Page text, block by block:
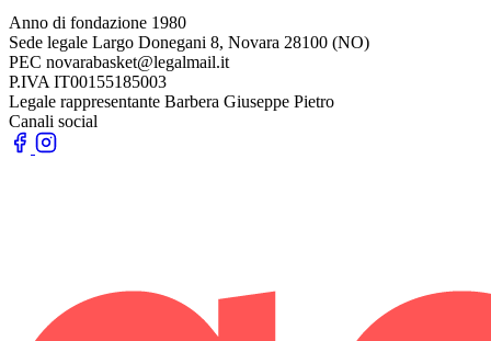
Anno di fondazione 1980
Sede legale Largo Donegani 8, Novara 28100 (NO)
PEC novarabasket@legalmail.it
P.IVA IT00155185003
Legale rappresentante Barbera Giuseppe Pietro
Canali social